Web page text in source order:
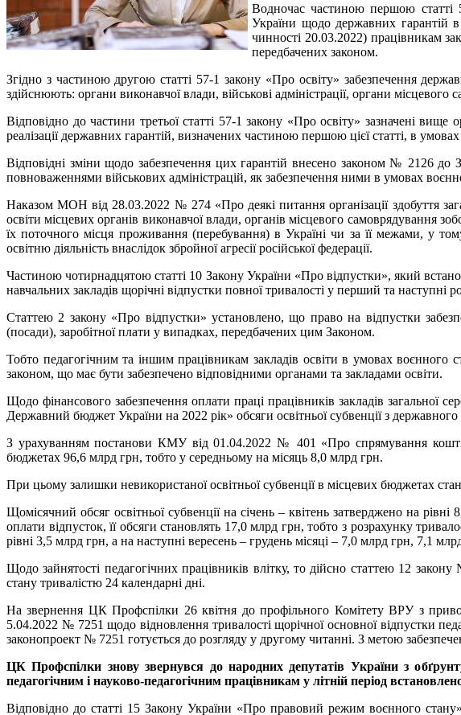
Водночас частиною першою статті
України щодо державних гарантій
чинності 20.03.2022) працівникам
передбачених законом.
Згідно з частиною другою статті 57-1 закону «Про освіту» забезпечення
здійснюють: органи виконавчої влади, військові адміністрації, органи
Відповідно до частини третьої статті 57-1 закону «Про освіту» зазначені
реалізації державних гарантій, визначених частиною першою цієї статті, в
Відповідні зміни щодо забезпечення цих гарантій внесено законом № 2126
повноваженнями військових адміністрацій, як забезпечення ними в умовах
Наказом МОН від 28.03.2022 № 274 «Про деякі питання організації здобуття
освіти місцевих органів виконавчої влади, органів місцевого самоврядування
їх поточного місця проживання (перебування) в Україні чи за її межами, у
освітню діяльність внаслідок збройної агресії російської федерації.
Частиною чотирнадцятою статті 10 Закону України «Про відпустки», який
навчальних закладів щорічні відпустки повної тривалості у перший та наступні
Статтею 2 закону «Про відпустки» установлено, що право на відпустки
(посади), заробітної плати у випадках, передбачених цим Законом.
Тобто педагогічним та іншим працівникам закладів освіти в умовах воєнного
законом, що має бути забезпечено відповідними органами та закладами освіти.
Щодо фінансового забезпечення оплати праці працівників закладів загальної
Державний бюджет України на 2022 рік» обсяги освітньої субвенції з
З урахуванням постанови КМУ від 01.04.2022 № 401 «Про спрямування
бюджетах 96,6 млрд грн, тобто у середньому на місяць 8,0 млрд грн.
При цьому залишки невикористаної освітньої субвенції в місцевих бюджетах
Щомісячний обсяг освітньої субвенції на січень – квітень затверджено на
оплати відпусток, її обсяги становлять 17,0 млрд грн, тобто з розрахунку
рівні 3,5 млрд грн, а на наступні вересень – грудень місяці – 7,0 млрд грн, 7,1
Щодо зайнятості педагогічних працівників влітку, то дійсно статтею 12
стану тривалістю 24 календарні дні.
На звернення ЦК Профспілки 26 квітня до профільного Комітету ВРУ з
5.04.2022 № 7251 щодо відновлення тривалості щорічної основної відпустки
законопроект № 7251 готується до розгляду у другому читанні. З метою
ЦК Профспілки знову звернувся до народних депутатів України з
педагогічним і науково-педагогічним працівникам у літній період
Відповідно до статті 15 Закону України «Про правовий режим воєнного стану»